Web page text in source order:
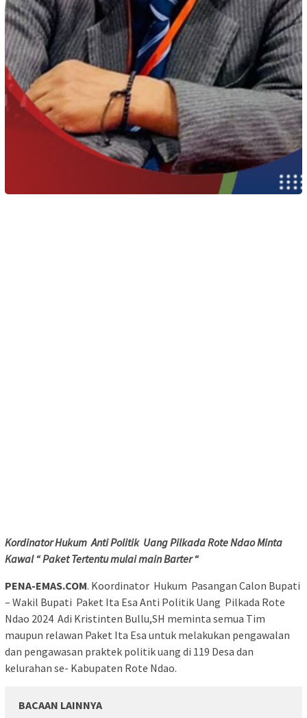
Kordinator Hukum Anti Politik Uang Pilkada Rote Ndao Minta
Kawal “ Paket Tertentu mulai main Barter “
PENA-EMAS.COM. Koordinator Hukum Pasangan Calon Bupati
– Wakil Bupati Paket Ita Esa Anti Politik Uang Pilkada Rote
Ndao 2024 Adi Kristinten Bullu,SH meminta semua Tim
maupun relawan Paket Ita Esa untuk melakukan pengawalan
dan pengawasan praktek politik uang di 119 Desa dan
kelurahan se- Kabupaten Rote Ndao.
BACAAN LAINNYA